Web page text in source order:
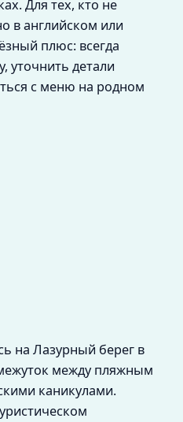
Для тех, кто не
в английском или
плюс: всегда
уточнить детали
с меню на родном
на Лазурный берег в
между пляжным
каникулами.